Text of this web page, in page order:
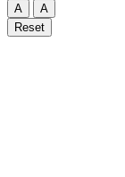
A
A
Reset